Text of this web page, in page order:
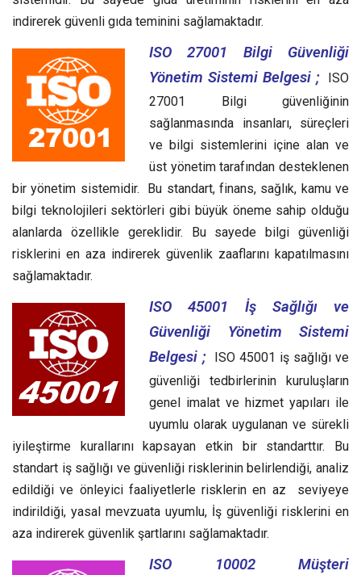
indirerek güvenli gıda teminini sağlamaktadır.
ISO 27001 Bilgi Güvenliği
Yönetim Sistemi Belgesi ; ISO
27001 Bilgi güvenliğinin
sağlanmasında insanları, süreçleri
ve bilgi sistemlerini içine alan ve
üst yönetim tarafından desteklenen
bir yönetim sistemidir. Bu standart, finans, sağlık, kamu ve
bilgi teknolojileri sektörleri gibi büyük öneme sahip olduğu
alanlarda özellikle gereklidir. Bu sayede bilgi güvenliği
risklerini en aza indirerek güvenlik zaaflarını kapatılmasını
sağlamaktadır.
ISO 45001 İş Sağlığı ve
Güvenliği Yönetim Sistemi
Belgesi ; ISO 45001 iş sağlığı ve
güvenliği tedbirlerinin kuruluşların
genel imalat ve hizmet yapıları ile
uyumlu olarak uygulanan ve sürekli
iyileştirme kurallarını kapsayan etkin bir standarttır. Bu
standart iş sağlığı ve güvenliği risklerinin belirlendiği, analiz
edildiği ve önleyici faaliyetlerle risklerin en az seviyeye
indirildiği, yasal mevzuata uyumlu, İş güvenliği risklerini en
aza indirerek güvenlik şartlarını sağlamaktadır.
ISO 10002 Müşteri